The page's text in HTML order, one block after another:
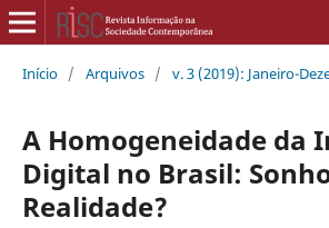
Início / Arquivos / v. 3 (2019): Janeiro-
A Homogeneidade da
Digital no Brasil:
Realidade?